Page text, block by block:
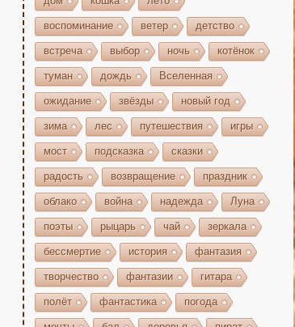
воспоминание ветер детство
встреча выбор ночь котёнок
туман дождь Вселенная
ожидание звёзды новый год
зима лес путешествия игры
мост подсказка сказки
радость возвращение праздник
облако война надежда Луна
поэты рыцарь чай зеркала
бессмертие история фантазия
творчество фантазии гитара
полёт фантастика погода